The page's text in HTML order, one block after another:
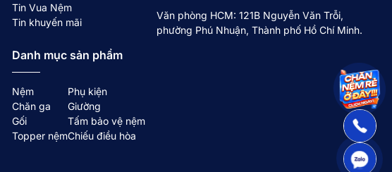
Tin Vua Nệm
Tin khuyến mãi
Danh mục sản phẩm
Nệm
Chăn ga
Gối
Topper nệm
Phụ kiện
Giường
Tấm bảo vệ nệm
Chiếu điều hòa
Văn phòng HCM: 121B Nguyễn Văn Trỗi,
phường Phú Nhuận, Thành phố Hồ Chí Minh.